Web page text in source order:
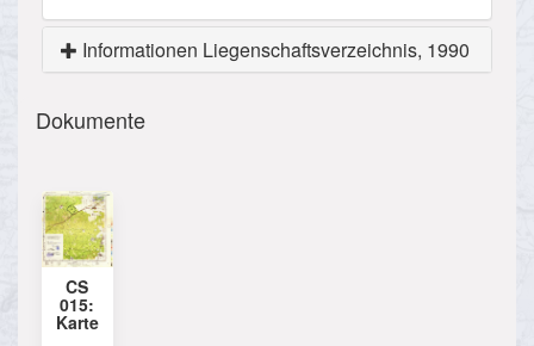
Informationen Liegenschaftsverzeichnis, 1990
Dokumente
CS
015:
Karte